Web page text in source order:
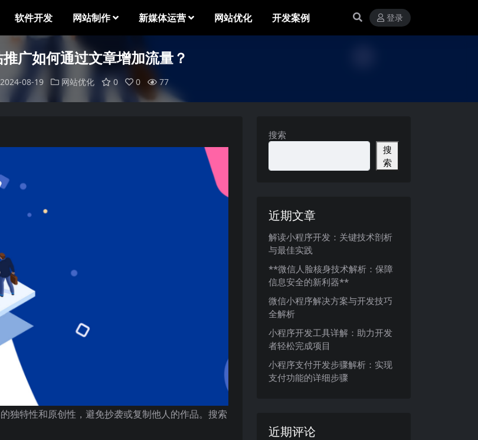
软件开发 网站制作 新媒体运营 网站优化 开发案例 登录
推广如何通过文章增加流量？
2024-08-19 网站优化 0 0 77
独特性和原创性，避免抄袭或复制他人的作品。搜索
搜索
搜
索
近期文章
解读小程序开发：关键技术剖析
与最佳实践
**微信人脸核身技术解析：保障
信息安全的新利器**
微信小程序解决方案与开发技巧
全解析
小程序开发工具详解：助力开发
者轻松完成项目
小程序支付开发步骤解析：实现
支付功能的详细步骤
近期评论